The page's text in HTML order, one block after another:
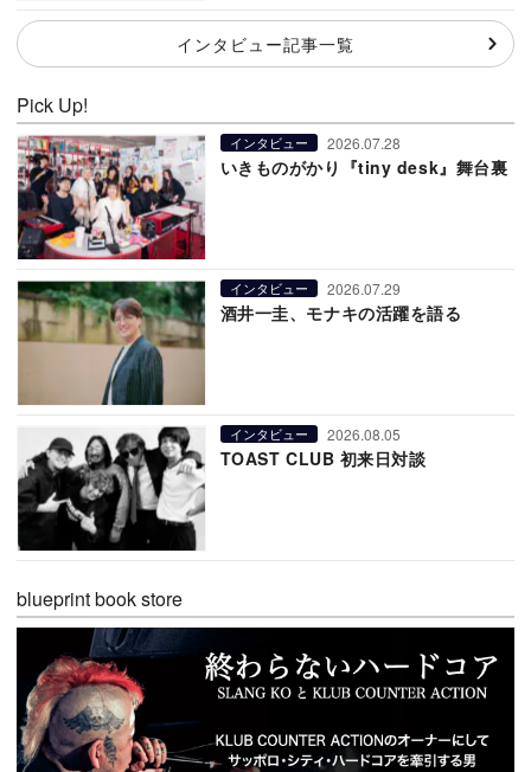
インタビュー記事一覧
Pick Up!
インタビュー 2026.07.28
いきものがかり『tiny desk』舞台裏
インタビュー 2026.07.29
酒井一圭、モナキの活躍を語る
インタビュー 2026.08.05
TOAST CLUB 初来日対談
blueprint book store